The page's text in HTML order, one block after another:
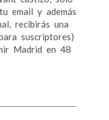
email y además
recibirás una
suscriptores)
Madrid en 48